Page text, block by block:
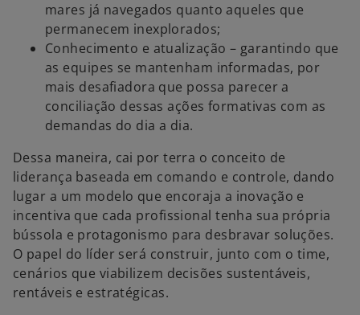
mares já navegados quanto aqueles que
permanecem inexplorados;
Conhecimento e atualização – garantindo que
as equipes se mantenham informadas, por
mais desafiadora que possa parecer a
conciliação dessas ações formativas com as
demandas do dia a dia.
Dessa maneira, cai por terra o conceito de
liderança baseada em comando e controle, dando
lugar a um modelo que encoraja a inovação e
incentiva que cada profissional tenha sua própria
bússola e protagonismo para desbravar soluções.
O papel do líder será construir, junto com o time,
cenários que viabilizem decisões sustentáveis,
rentáveis e estratégicas.